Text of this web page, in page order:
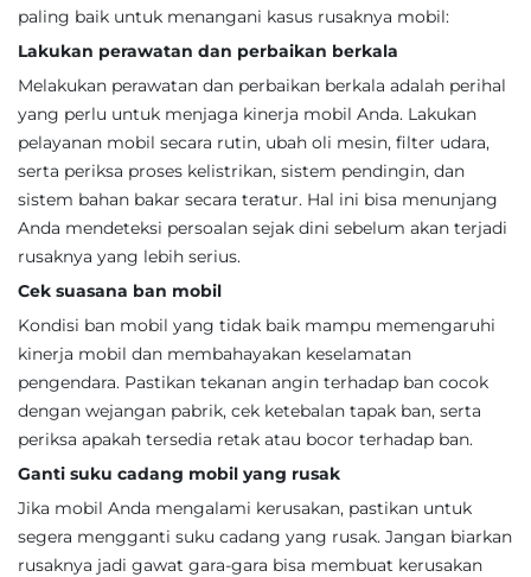
paling baik untuk menangani kasus rusaknya mobil:
Lakukan perawatan dan perbaikan berkala
Melakukan perawatan dan perbaikan berkala adalah perihal
yang perlu untuk menjaga kinerja mobil Anda. Lakukan
pelayanan mobil secara rutin, ubah oli mesin, filter udara,
serta periksa proses kelistrikan, sistem pendingin, dan
sistem bahan bakar secara teratur. Hal ini bisa menunjang
Anda mendeteksi persoalan sejak dini sebelum akan terjadi
rusaknya yang lebih serius.
Cek suasana ban mobil
Kondisi ban mobil yang tidak baik mampu memengaruhi
kinerja mobil dan membahayakan keselamatan
pengendara. Pastikan tekanan angin terhadap ban cocok
dengan wejangan pabrik, cek ketebalan tapak ban, serta
periksa apakah tersedia retak atau bocor terhadap ban.
Ganti suku cadang mobil yang rusak
Jika mobil Anda mengalami kerusakan, pastikan untuk
segera mengganti suku cadang yang rusak. Jangan biarkan
rusaknya jadi gawat gara-gara bisa membuat kerusakan